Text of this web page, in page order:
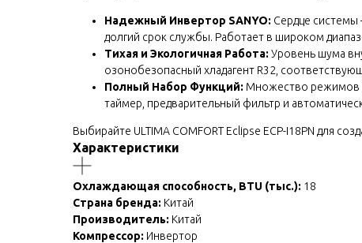
Надежный Инвертор SANYO: Сердце системы
долгий срок службы. Работает в широком
Тихая и Экологичная Работа: Уровень шума
озонобезопасный хладагент R32,
Полный Набор Функций: Множество режимов
таймер, предварительный фильтр и
Выбирайте ULTIMA COMFORT Eclipse ECP-I18PN для
Характеристики
Охлаждающая способность, BTU (тыс.): 18
Страна бренда: Китай
Производитель: Китай
Компрессор: Инвертор